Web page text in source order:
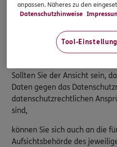
Möchten Sie von Ihren
Kay.Jaschik@ergo.de.
Sollten Sie der Ansicht sein,
Daten gegen das
datenschutzrechtlichen
sind,
können Sie sich auch an die
Aufsichtsbehörde des
anpassen. Näheres zu den
Datenschutzhinweise
Tool-